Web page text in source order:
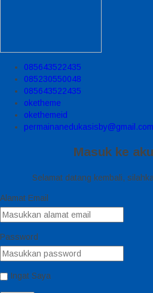
085643522435
085230550048
085643522435
oketheme
okethemeid
permainanedukasisby@gmail.com
Masuk ke
Selamat datang kembali,
Alamat Email
Password
Ingat Saya